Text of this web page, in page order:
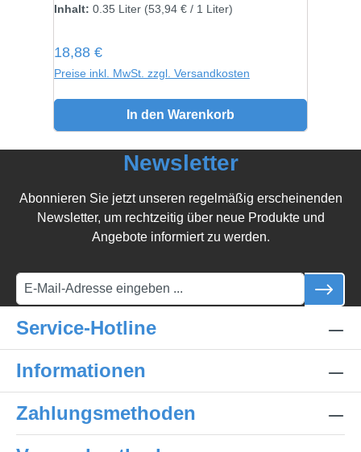
Inhalt: 0.35 Liter (53,94 € / 1 Liter)
Regulärer Preis:
18,88 €
Preise inkl. MwSt. zzgl. Versandkosten
In den Warenkorb
Newsletter
Abonnieren Sie jetzt unseren regelmäßig erscheinenden
Newsletter, um rechtzeitig über neue Produkte und
Angebote informiert zu werden.
Service-Hotline
Informationen
Zahlungsmethoden